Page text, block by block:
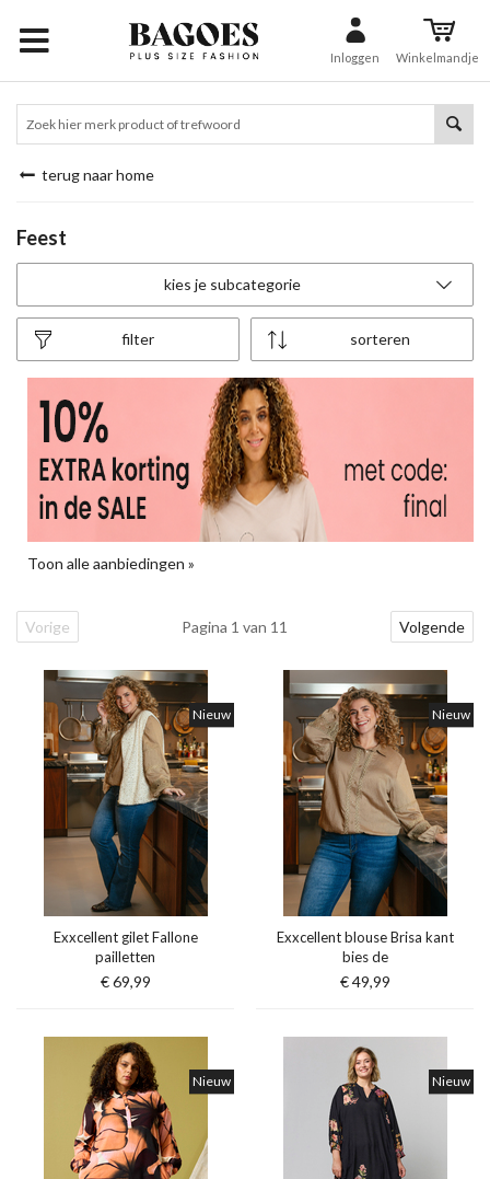
Inloggen Winkelmandje
terug naar home
Feest
kies je subcategorie
sorteren
filter
Toon alle aanbiedingen »
Vorige Pagina 1 van 11 Volgende
Nieuw
Exxcellent gilet Fallone
pailletten
€ 69,99
Nieuw
Exxcellent blouse Brisa kant
bies de
€ 49,99
Nieuw Nieuw